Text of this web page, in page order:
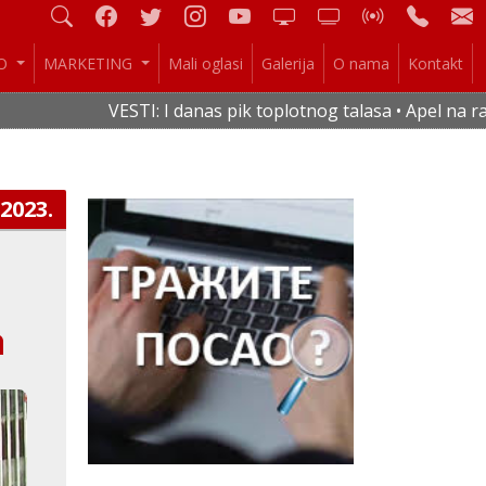
MARKETING Mali oglasi Galerija O nama Kontakt
VESTI: I danas pik toplotnog talasa • Apel na